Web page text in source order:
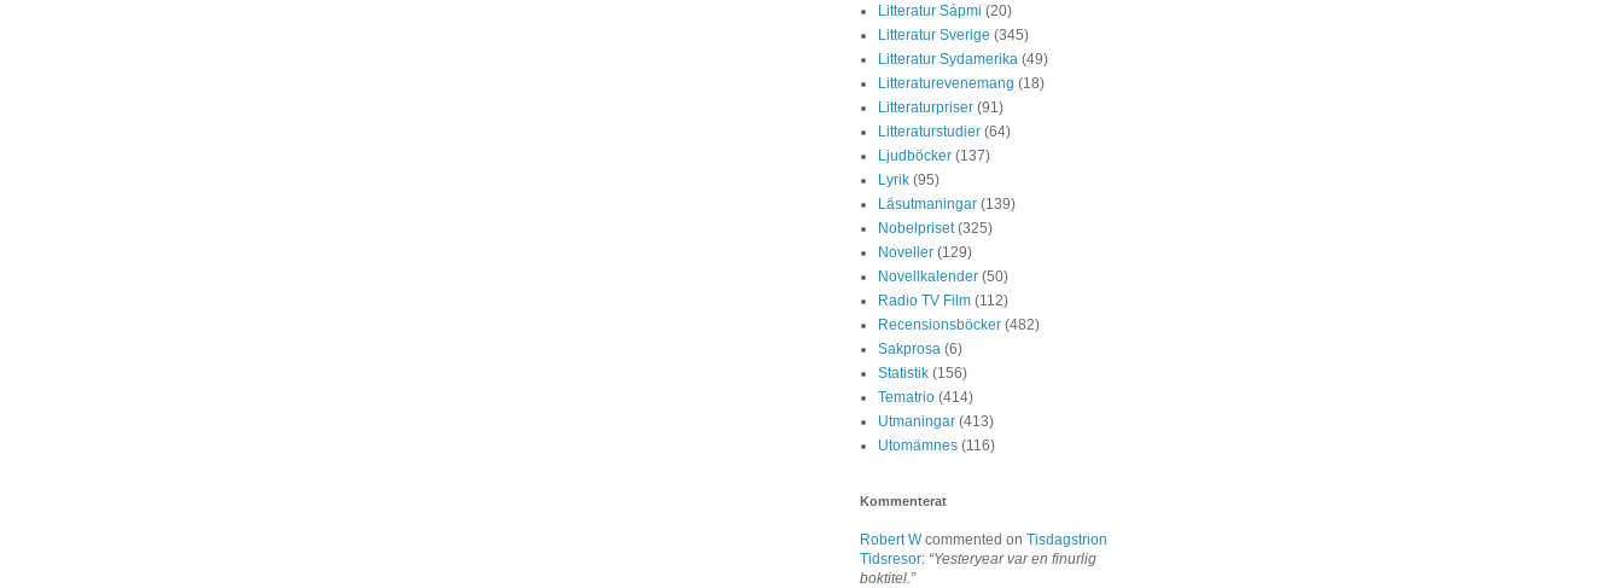
Litteratur Sápmi (20)
Litteratur Sverige (345)
Litteratur Sydamerika (49)
Litteraturevenemang (18)
Litteraturpriser (91)
Litteraturstudier (64)
Ljudböcker (137)
Lyrik (95)
Läsutmaningar (139)
Nobelpriset (325)
Noveller (129)
Novellkalender (50)
Radio TV Film (112)
Recensionsböcker (482)
Sakprosa (6)
Statistik (156)
Tematrio (414)
Utmaningar (413)
Utomämnes (116)
Kommenterat
Robert Wcommented on Tisdagstrion
Tidsresor: “Yesteryear var en finurlig
boktitel.”